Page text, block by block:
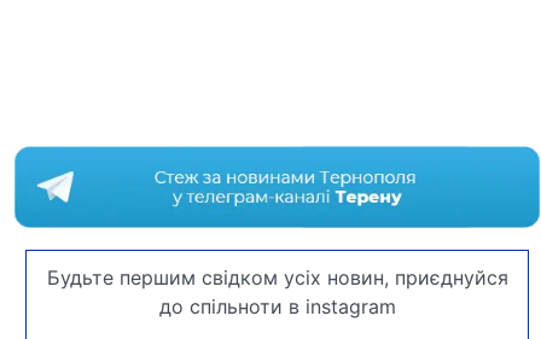
Будьте першим свідком усіх новин, приєднуйся
до спільноти в instagram